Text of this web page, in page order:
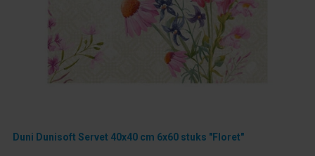
Duni Dunisoft Servet 40x40 cm 6x60 stuks "Floret"